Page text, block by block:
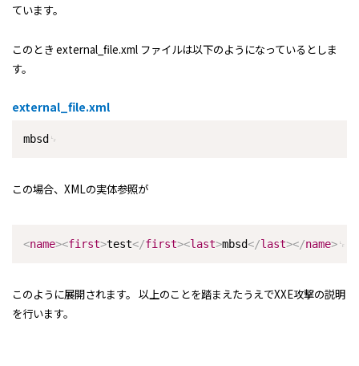
ています。
このとき external_file.xml ファイルは以下のようになっているとしま
す。
external_file.xml
mbsd
この場合、XMLの実体参照が
<name><first>test</first><last>mbsd</last></name>
このように展開されます。 以上のことを踏まえたうえでXXE攻撃の説明
を行います。